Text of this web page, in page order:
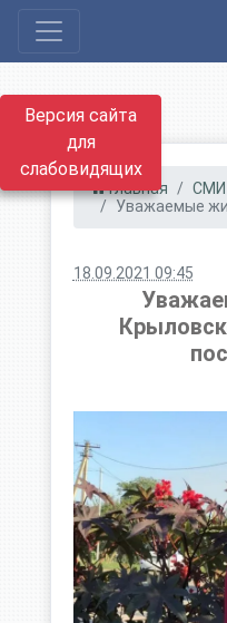
Версия сайта
для
слабовидящих
Главная СМИ
Уважаемые
18.09.2021 09:45